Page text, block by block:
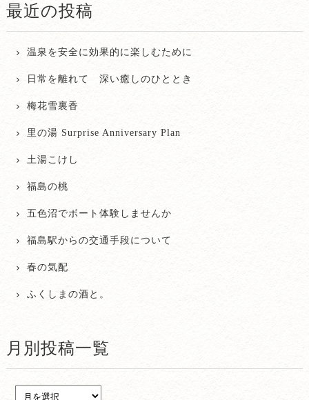
最近の投稿
温泉を安全に効果的に楽しむために
日常を離れて 深い癒しのひととき
梅花雪裏香
里の湯 Surprise Anniversary Plan
土湯こけし
福島の桃
五色沼でボート体験しませんか
福島駅からの交通手段について
春の気配
ふくしまの酒と。
月別投稿一覧